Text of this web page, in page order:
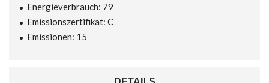
Energieverbrauch: 79
Emissionszertifikat: C
Emissionen: 15